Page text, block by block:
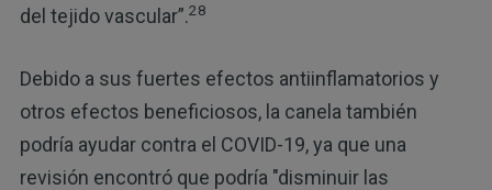
del tejido vascular”.28
Debido a sus fuertes efectos antiinflamatorios y
otros efectos beneficiosos, la canela también
podría ayudar contra el COVID-19, ya que una
revisión encontró que podría "disminuir las